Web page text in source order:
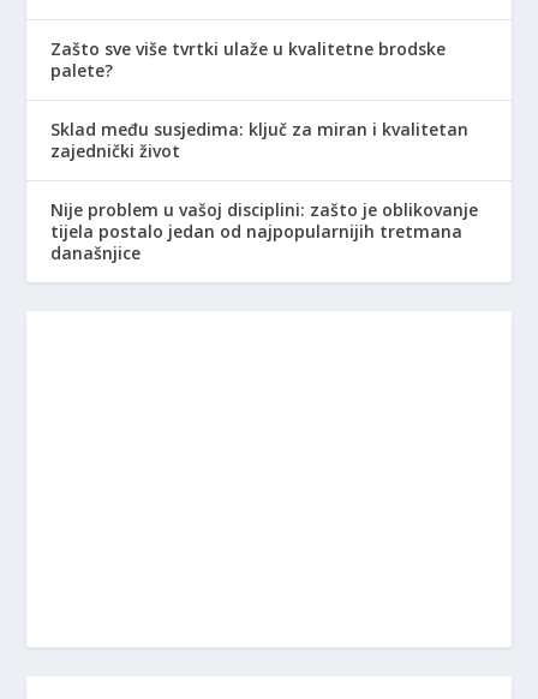
Zašto sve više tvrtki ulaže u kvalitetne brodske
palete?
Sklad među susjedima: ključ za miran i kvalitetan
zajednički život
Nije problem u vašoj disciplini: zašto je oblikovanje
tijela postalo jedan od najpopularnijih tretmana
današnjice